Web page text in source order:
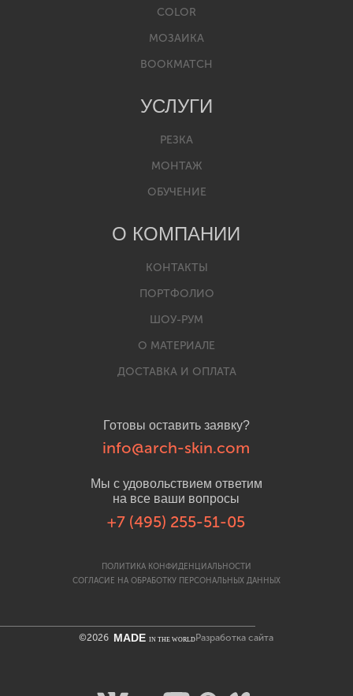
Готовы оставить заявку?
info@arch-skin.com
Мы с удовольствием ответим
на все ваши вопросы
+7 (495) 255-51-05
ПОЛИТИКА КОНФИДЕНЦИАЛЬНОСТИ
СОГЛАСИЕ НА ОБРАБОТКУ ПЕРСОНАЛЬНЫХ ДАННЫХ
COLOR
МОЗАИКА
BOOKMATCH
УСЛУГИ
РЕЗКА
МОНТАЖ
ОБУЧЕНИЕ
О КОМПАНИИ
КОНТАКТЫ
ПОРТФОЛИО
ШОУ-РУМ
О МАТЕРИАЛЕ
ДОСТАВКА И ОПЛАТА
©2026 MADEIN THE WORLD Разработка сайта